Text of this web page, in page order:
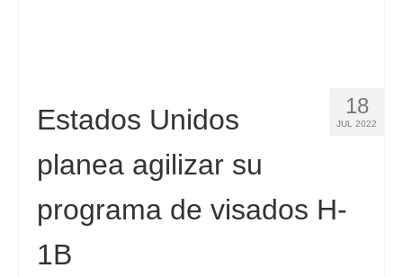
Suomi(Finlandés)
Français(Francés )
18
JUL 2022
Estados Unidos
planea agilizar su
programa de visados H-
1B